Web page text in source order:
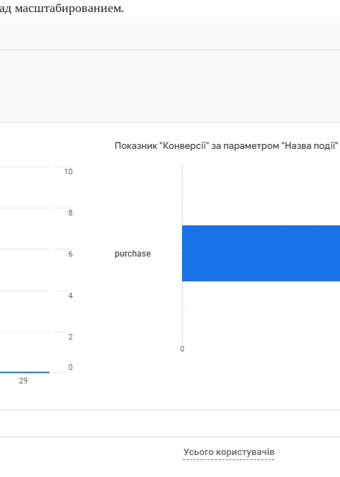
масштабированием.